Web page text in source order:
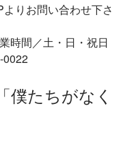
りお問い合わせ下さ
時間／土・日・祝日
0022
僕たちがなく